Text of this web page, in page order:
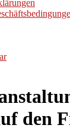
den